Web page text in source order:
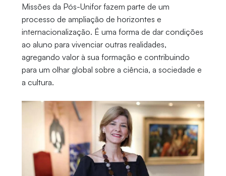
Missões da Pós-Unifor fazem parte de um
processo de ampliação de horizontes e
internacionalização. É uma forma de dar condições
ao aluno para vivenciar outras realidades,
agregando valor à sua formação e contribuindo
para um olhar global sobre a ciência, a sociedade e
a cultura.